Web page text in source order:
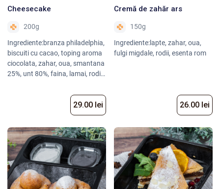
Cheesecake
200g
Ingrediente:branza philadelphia,
biscuiti cu cacao, toping aroma
ciocolata, zahar, oua, smantana
25%, unt 80%, faina, lamai, rodii,
29.00 lei
Cremă de zahăr ars
150g
Ingrediente:lapte, zahar, oua,
fulgi migdale, rodii, esenta rom
26.00 lei